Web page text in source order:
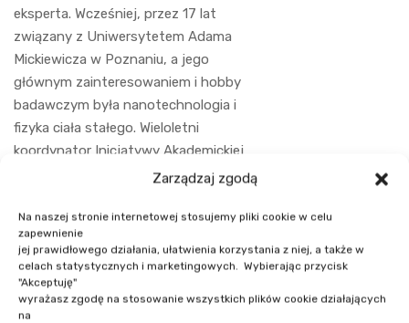
Zarządzaj zgodą
Na naszej stronie internetowej stosujemy pliki cookie w celu
zapewnienie
jej prawidłowego działania, ułatwienia korzystania z niej, a także w
celach statystycznych i marketingowych. Wybierając przycisk
"Akceptuję"
wyrażasz zgodę na stosowanie wszystkich plików cookie działających
na
eksperta. Wcześniej, przez 17 lat
związany z Uniwersytetem Adama
Mickiewicza w Poznaniu, a jego
głównym zainteresowaniem i hobby
badawczym była nanotechnologia i
fizyka ciała stałego. Wieloletni
koordynator Inicjatywy Akademickiej
IBM oraz pasjonat technologii open
dziedzinie IT propagował przez wiele
lat organizując bardzo popularne
wykłady z zakresu technologii
komputerowych na wielu uczelniach
w kraju i zagranicą.